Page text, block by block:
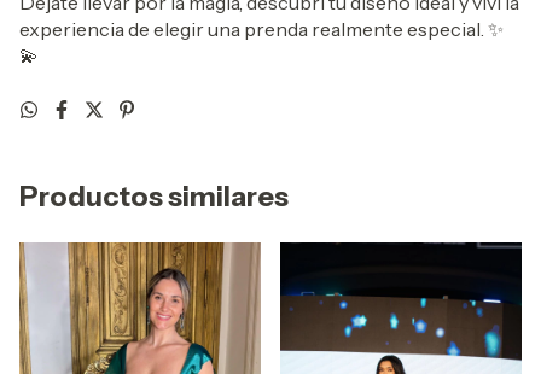
experiencia de elegir una prenda realmente especial. ✨
💫
Productos similares